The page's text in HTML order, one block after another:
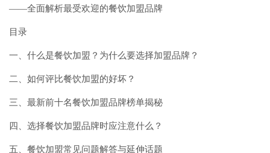
——全面解析最受欢迎的餐饮加盟品牌
目录
一、什么是餐饮加盟？为什么要选择加盟品牌？
二、如何评比餐饮加盟的好坏？
三、最新前十名餐饮加盟品牌榜单揭秘
四、选择餐饮加盟品牌时应注意什么？
五、餐饮加盟常见问题解答与延伸话题